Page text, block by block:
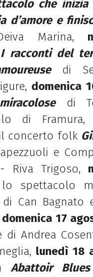
che
d’amore e
Marina,
I racconti del
di
domenica
di
di Framura,
concerto folk
e
Riva Trigoso,
spettacolo
Can Bagnato
domenica 17
di Andrea
lunedì 18
Abattoir Blues